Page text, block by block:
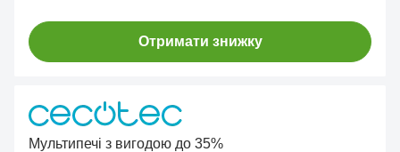
Отримати знижку
Мультипечі з вигодою до 35%